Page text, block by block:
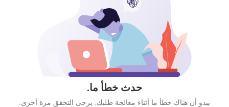
حدث خطأ ما.
يبدو أن هناك خطأ ما أثناء معالجة طلبك. يرجى التحقق مرة أخرى.